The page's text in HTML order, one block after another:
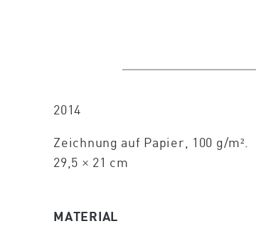
2014
Zeichnung auf Papier, 100 g/m².
29,5 × 21 cm
MATERIAL